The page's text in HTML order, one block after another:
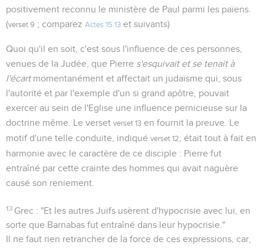
positivement reconnu le ministère de Paul parmi les païens.
(verset 9 ; comparez Actes 15.13 et suivants)
Quoi qu'il en soit, c'est sous l'influence de ces personnes,
venues de la Judée, que Pierre s'esquivait et se tenait à
l'écartmomentanément et affectait un judaïsme qui, sous
l'autorité et par l'exemple d'un si grand apôtre, pouvait
exercer au sein de l'Eglise une influence pernicieuse sur la
doctrine même. Le verset verset 13 en fournit la preuve. Le
motif d'une telle conduite, indiqué verset 12
, était tout à fait en
harmonie avec le caractère de ce disciple : Pierre fut
entraîné par cette crainte des hommes qui avait naguère
causé son reniement.
13 Grec : "Et les autres Juifs usèrent d'hypocrisie avec lui, en
sorte que Barnabas fut entraîné dans leur hypocrisie."
Il ne faut rien retrancher de la force de ces expressions, car,